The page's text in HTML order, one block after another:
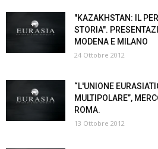
"KAZAKHSTAN: IL
STORIA".
MODENA E MILANO
24 Ottobre 2012
“L'UNIONE
MULTIPOLARE”,
ROMA.
13 Ottobre 2012